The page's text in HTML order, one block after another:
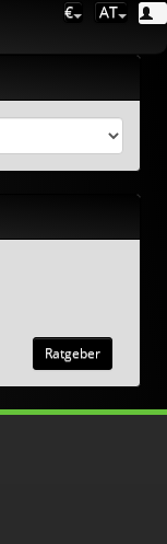
€ AT
Ratgeber